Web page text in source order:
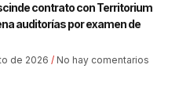
contrato con Territorium
auditorías por examen de
de 2026 No hay comentarios